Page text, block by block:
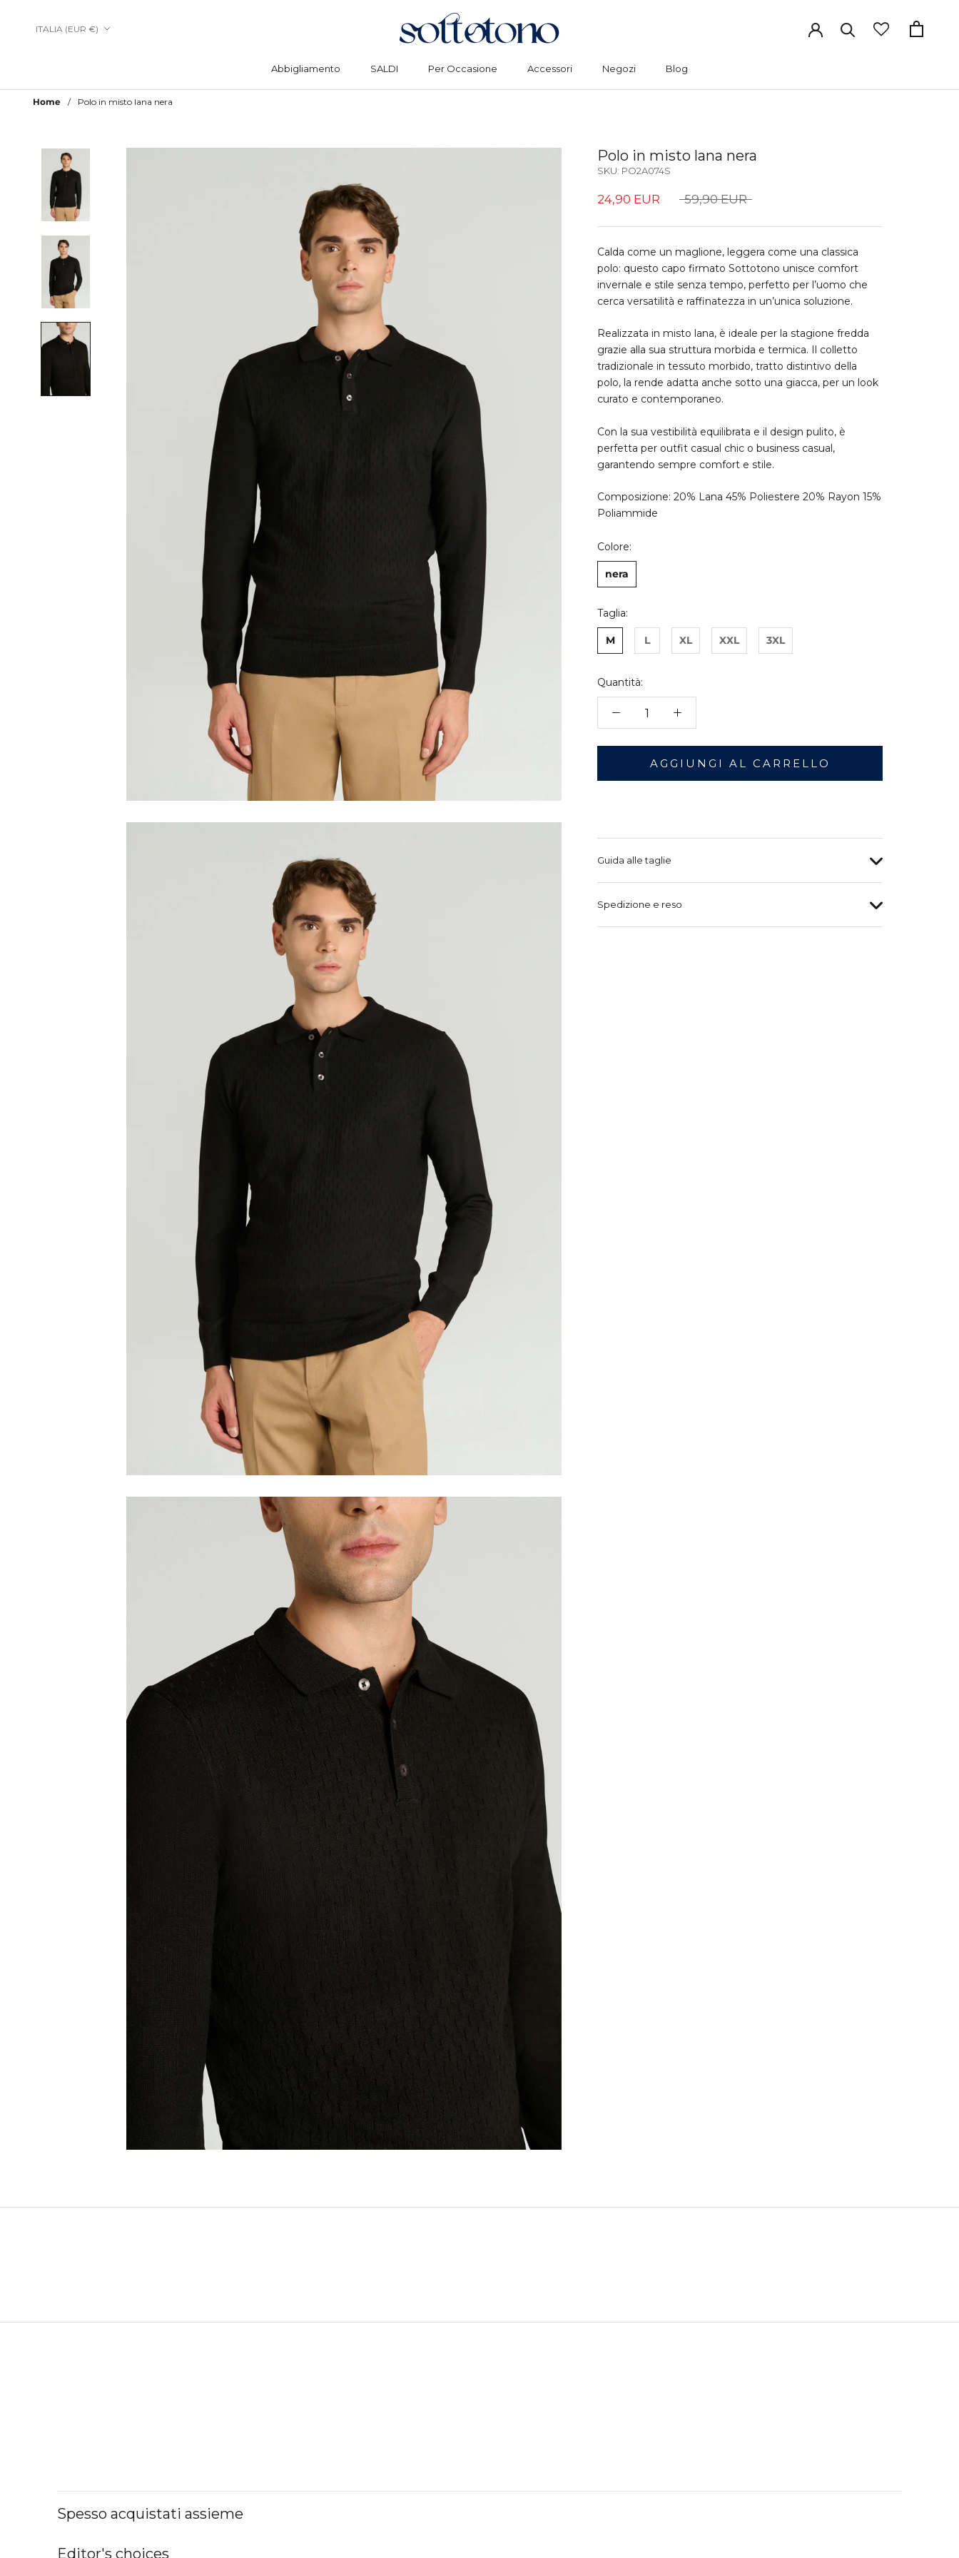
Abbigliamento
SALDI
Per Occasione
Accessori
Negozi
Blog
Paese/Area
ITALIA (EUR €)
Home Polo in misto lana nera
Polo in misto lana nera
SKU: PO2A074S
24,90 EUR 59,90 EUR
Calda come un maglione, leggera come una classica
polo: questo capo firmato Sottotono unisce comfort
invernale e stile senza tempo, perfetto per l’uomo che
cerca versatilità e raffinatezza in un’unica soluzione.
Realizzata in misto lana, è ideale per la stagione fredda
grazie alla sua struttura morbida e termica. Il colletto
tradizionale in tessuto morbido, tratto distintivo della
polo, la rende adatta anche sotto una giacca, per un look
curato e contemporaneo.
Con la sua vestibilità equilibrata e il design pulito, è
perfetta per outfit casual chic o business casual,
garantendo sempre comfort e stile.
Composizione: 20% Lana 45% Poliestere 20% Rayon 15%
Poliammide
Colore:
nera
Taglia:
M L XL XXL 3XL
Quantità:
AGGIUNGI AL CARRELLO
Guida alle taglie
Spedizione e reso
Spesso acquistati assieme
Editor's choices